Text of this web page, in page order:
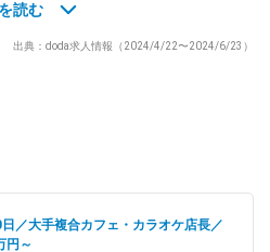
充実
月に1回ほどフォローアップ学習
修を複数用意しています。定期的
催し、店舗運営の改善点を共有。
、24時間電話対応可能な「パート
読む
出典：doda求人情報（2024/4/22〜2024/6/23）
／大手複合カフェ・カラオケ店長／
円～